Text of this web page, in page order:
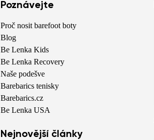
Poznávejte
Proč nosit barefoot boty
Blog
Be Lenka Kids
Be Lenka Recovery
Naše podešve
Barebarics tenisky
Barebarics.cz
Be Lenka USA
Nejnovější články